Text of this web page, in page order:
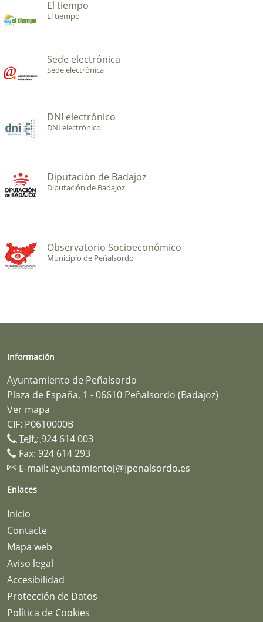
El tiempo
El tiempo
Sede electrónica
Sede electrónica
DNI electrónico
DNI electrónico
Diputación de Badajoz
Diputación de Badajoz
Observatorio Socioeconómico
Municipio de Peñalsordo
Información
Ayuntamiento de Peñalsordo
Plaza de España, 1 - 06610 Peñalsordo (Badajoz)
Ver mapa
CIF: P0610000B
Telf.: 924 614 003
Fax: 924 614 293
E-mail: ayuntamiento[@]penalsordo.es
Enlaces
Inicio
Contacte
Mapa web
Aviso legal
Accesibilidad
Protección de Datos
Política de Cookies